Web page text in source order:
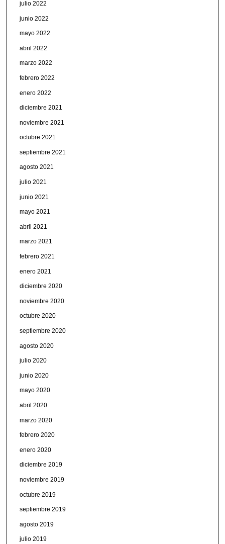
julio 2022
junio 2022
mayo 2022
abril 2022
marzo 2022
febrero 2022
enero 2022
diciembre 2021
noviembre 2021
octubre 2021
septiembre 2021
agosto 2021
julio 2021
junio 2021
mayo 2021
abril 2021
marzo 2021
febrero 2021
enero 2021
diciembre 2020
noviembre 2020
octubre 2020
septiembre 2020
agosto 2020
julio 2020
junio 2020
mayo 2020
abril 2020
marzo 2020
febrero 2020
enero 2020
diciembre 2019
noviembre 2019
octubre 2019
septiembre 2019
agosto 2019
julio 2019